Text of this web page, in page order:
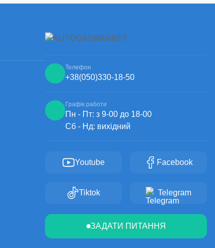
Телефон
+38(050)330-18-50
Графік работи
Пн - Пт: з 9-00 до 18-00
Сб - Нд: вихідний
Youtube Facebook
Tiktok Telegram
ЗАДАТИ ПИТАННЯ